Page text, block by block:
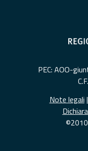
PEC: AOO-
Note legali |